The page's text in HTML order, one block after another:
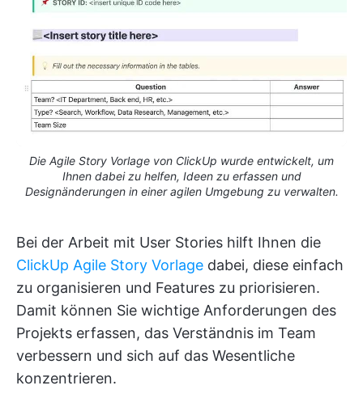
Die Agile Story Vorlage von ClickUp wurde entwickelt, um
Ihnen dabei zu helfen, Ideen zu erfassen und
Designänderungen in einer agilen Umgebung zu verwalten.
Bei der Arbeit mit User Stories hilft Ihnen die
ClickUp Agile Story Vorlage dabei, diese einfach
zu organisieren und Features zu priorisieren.
Damit können Sie wichtige Anforderungen des
Projekts erfassen, das Verständnis im Team
verbessern und sich auf das Wesentliche
konzentrieren.